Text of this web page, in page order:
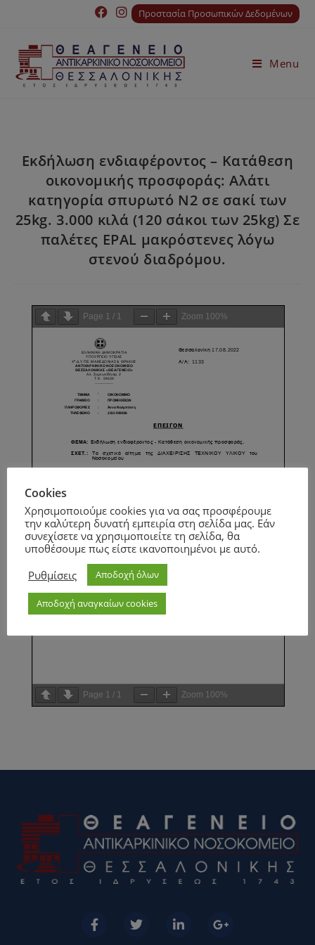
Προστασία Προσωπικών Δεδομένων
Menu
Εκδήλωση ενδιαφέροντος – Κατάθεση
οικονομικής προσφοράς: Αλάτι
κατηγορία σπυρωτό Ν2 σε σακί των
25kg. 3.000 κιλά (120 σάκοι των 25kg) Σε
παλέτες EPAL μακρόστενες λόγω
στενού διαδρόμου.
Page 1 / 1 Zoom 100%
Page 1 / 1 Zoom 100%
Cookies
Χρησιμοποιούμε cookies για να σας προσφέρουμε
την καλύτερη δυνατή εμπειρία στη σελίδα μας. Εάν
συνεχίσετε να χρησιμοποιείτε τη σελίδα, θα
υποθέσουμε πως είστε ικανοποιημένοι με αυτό.
Ρυθμίσεις
Αποδοχή όλων
Αποδοχή αναγκαίων cookies